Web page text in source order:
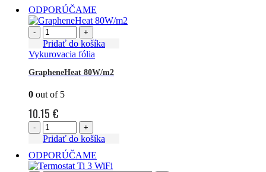
ODPORÚČAME
- +
Pridať do košíka
Vykurovacia fólia
GrapheneHeat 80W/m2
0 out of 5
10.15 €
- +
Pridať do košíka
ODPORÚČAME